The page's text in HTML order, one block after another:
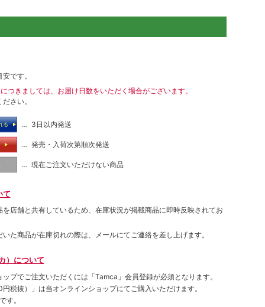
です。
つきましては、お届け日数をいただく場合がございます。
さい。
る … 3日以内発送
… 発売・入荷次第順次発送
… 現在ご注文いただけない商品
て
を店舗と共有しているため、在庫状況が掲載商品に即時反映されてお
た商品が在庫切れの際は、メールにてご連絡を差し上げます。
）について
プでご注⽂いただくには「Tamca」会員登録が必須となります。
税抜）
」は当オンラインショップにてご購⼊いただけます。
す。